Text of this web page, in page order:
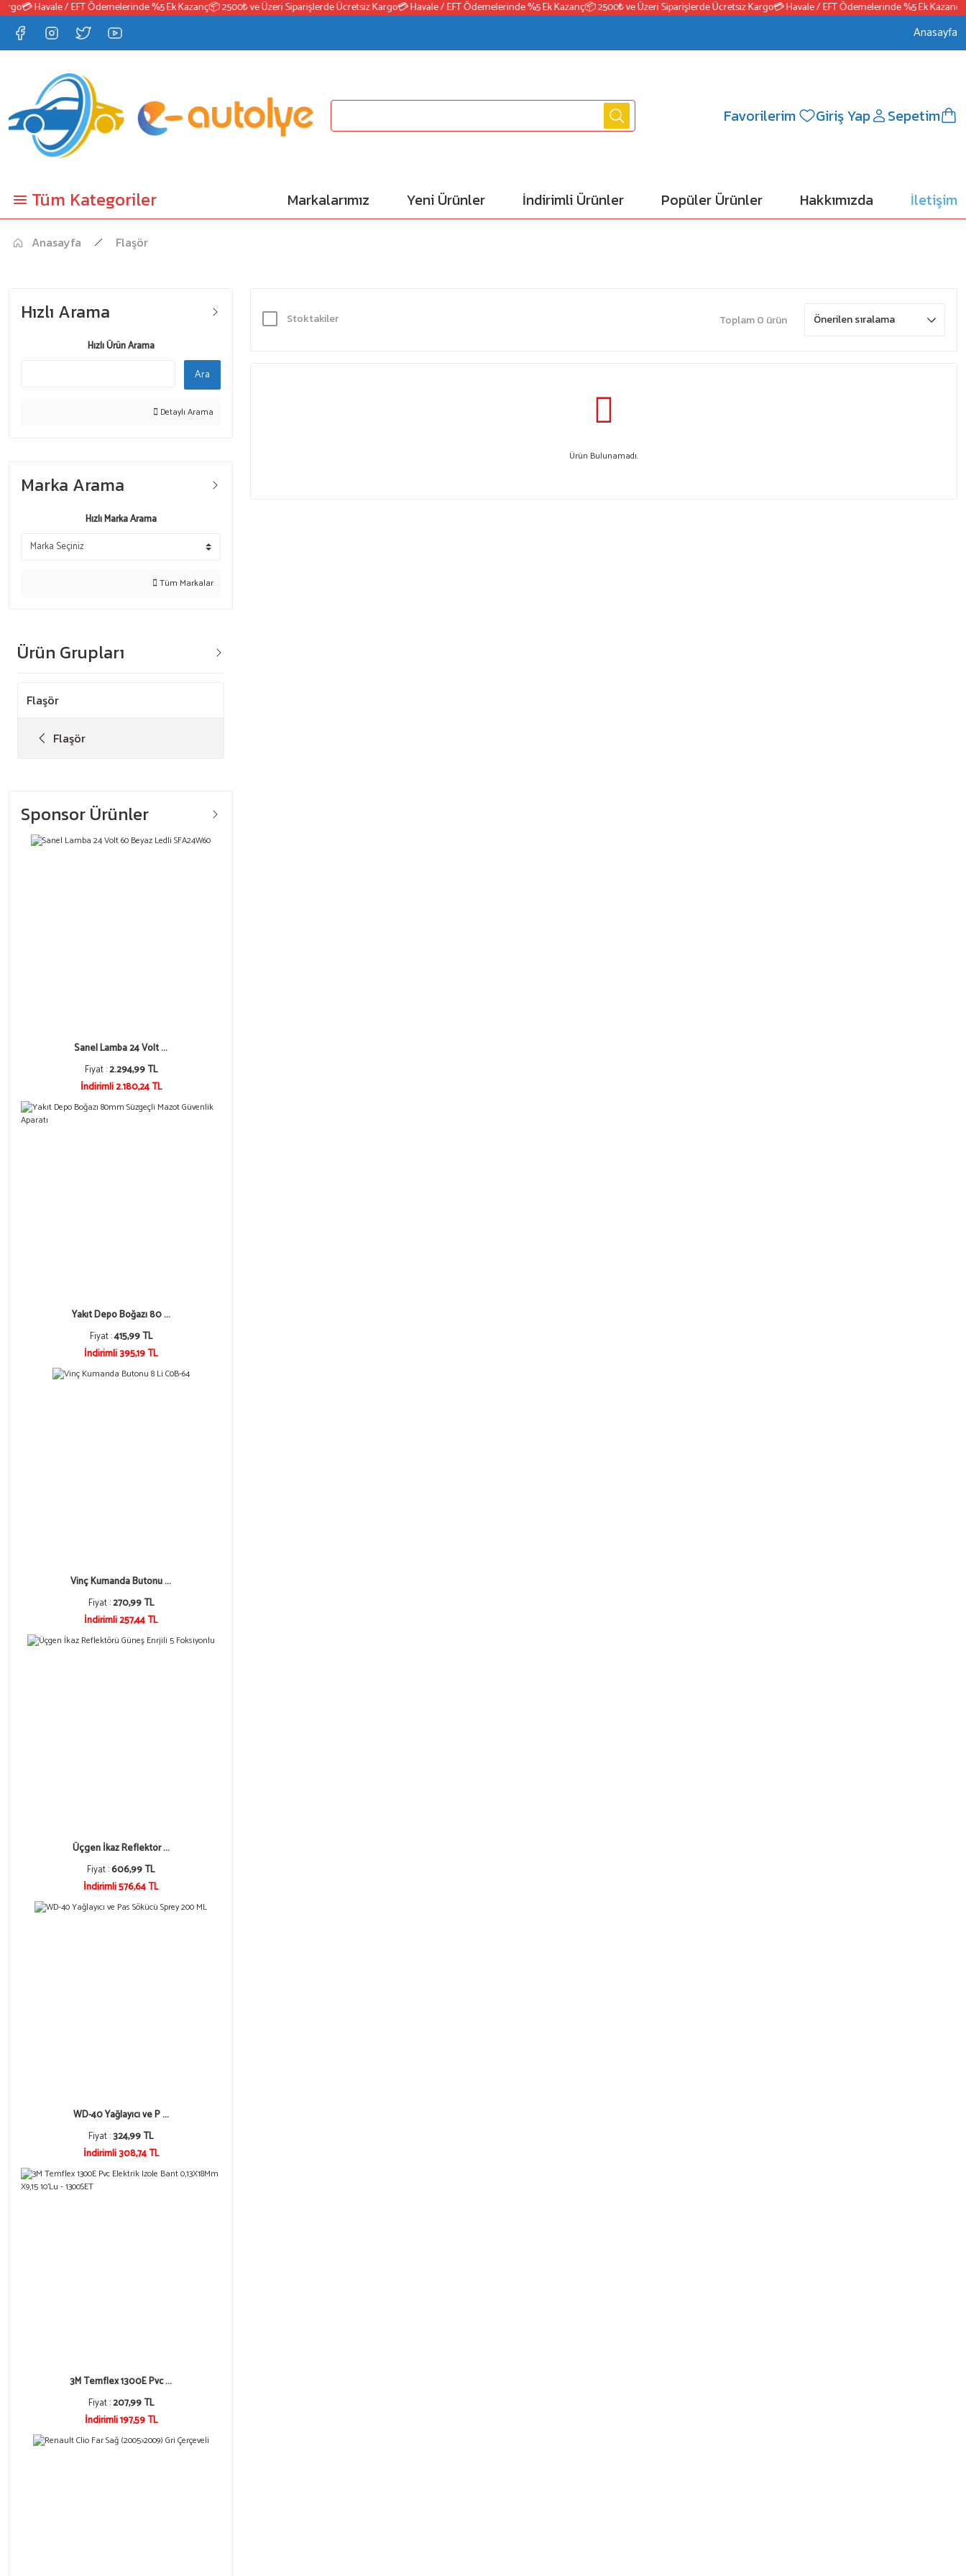
💳 Havale / EFT Ödemelerinde %5 Ek Kazanç📦 2500₺ ve Üzeri Siparişlerde Ücretsiz Kargo💳 Havale / EFT Ödemelerinde %5 Ek Kazanç📦 2500₺ ve Üzeri Siparişlerde Ücretsiz Kargo💳 Havale / EFT Ödemelerinde %5 Ek Kazanç
Anasayfa
Favorilerim Giriş Yap Sepetim
Tüm Kategoriler Markalarımız Yeni Ürünler İndirimli Ürünler Popüler Ürünler Hakkımızda İletişim
Anasayfa Flaşör
Hızlı Arama
Hızlı Ürün Arama
Ara
Detaylı Arama
Marka Arama
Hızlı Marka Arama
Tüm Markalar
Ürün Grupları
Flaşör
Flaşör
Sponsor Ürünler
Sanel Lamba 24 Volt ...
Fiyat :2.294,99 TL
İndirimli 2.180,24 TL
Yakıt Depo Boğazı 80 ...
Fiyat :415,99 TL
İndirimli 395,19 TL
Vinç Kumanda Butonu ...
Fiyat :270,99 TL
İndirimli 257,44 TL
Üçgen İkaz Reflektör ...
Fiyat :606,99 TL
İndirimli 576,64 TL
WD-40 Yağlayıcı ve P ...
Fiyat :324,99 TL
İndirimli 308,74 TL
3M Temflex 1300E Pvc ...
Fiyat :207,99 TL
İndirimli 197,59 TL
Stoktakiler Toplam 0 ürün
Ürün Bulunamadı.